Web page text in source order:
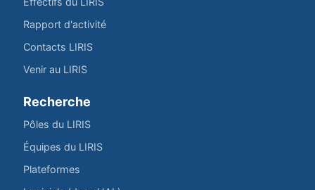
Rapport d'activité
Contacts LIRIS
Venir au LIRIS
Recherche
Pôles du LIRIS
Équipes du LIRIS
Plateformes